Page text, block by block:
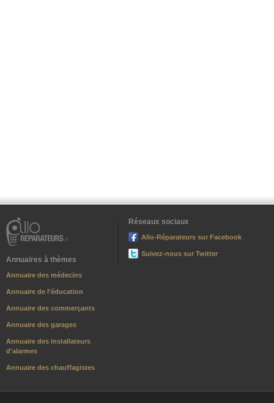
Annuaires à thèmes
Annuaire des médecins
Annuaire de l'éducation
Annuaire des commerçants
Annuaire des garages
Annuaire des installateurs
d'alarmes
Annuaire des chauffagistes
Réseaux sociaux
Allo-Réparateurs sur Facebook
Suivez-nous sur Twitter